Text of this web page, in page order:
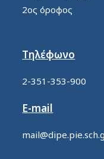
2ος όροφος
Τηλέφωνο
2-351-353-900
E-mail